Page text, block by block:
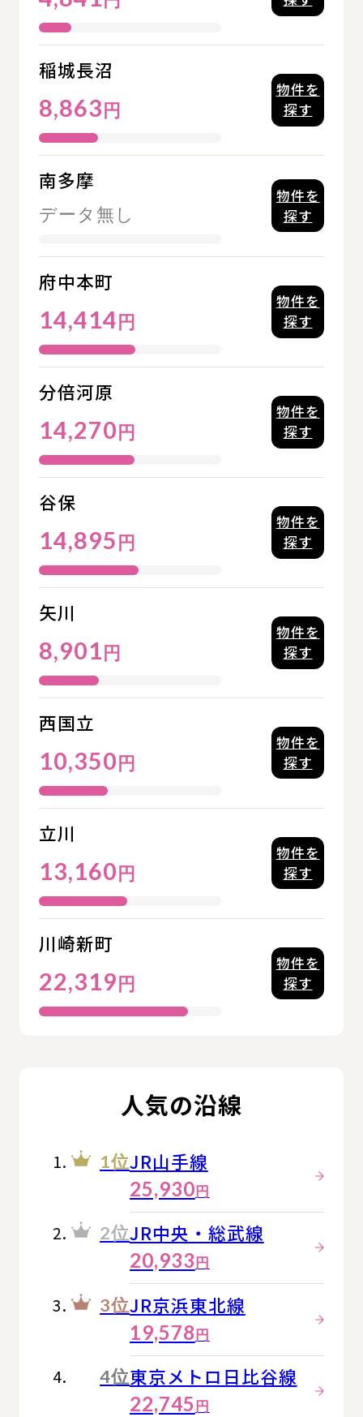
稲城長沼
8,863円
物件を
探す
南多摩
データ無し
物件を
探す
府中本町
14,414円
物件を
探す
分倍河原
14,270円
物件を
探す
谷保
14,895 円
物件を
探す
矢川
8,901円
物件を
探す
西国立
10,350円
物件を
探す
立川
13,160円
物件を
探す
川崎新町
22,319円
物件を
探す
人気の沿線
1位JR山手線
25,930円
2位JR中央・総武線
20,933円
3位JR京浜東北線
19,578円
4位東京メトロ日比谷線
22,745 円